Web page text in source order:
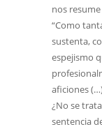
nos
“Como
sustenta,
espejismo
aficiones
¿No se
sentencia